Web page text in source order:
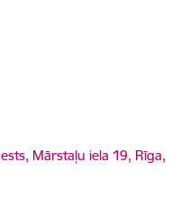
Mārstaļu iela 19, Rīga,